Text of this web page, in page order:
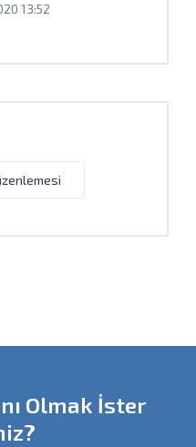
13:52
Olmak İster